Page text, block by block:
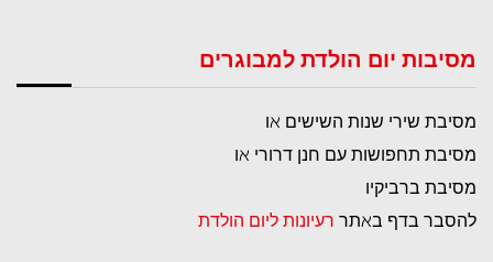
מסיבות יום הולדת למבוגרים
מסיבת שירי שנות השישים או
מסיבת תחפושות עם חנן דרורי או
מסיבת ברביקיו
להסבר בדף באתר רעיונות ליום הולדת